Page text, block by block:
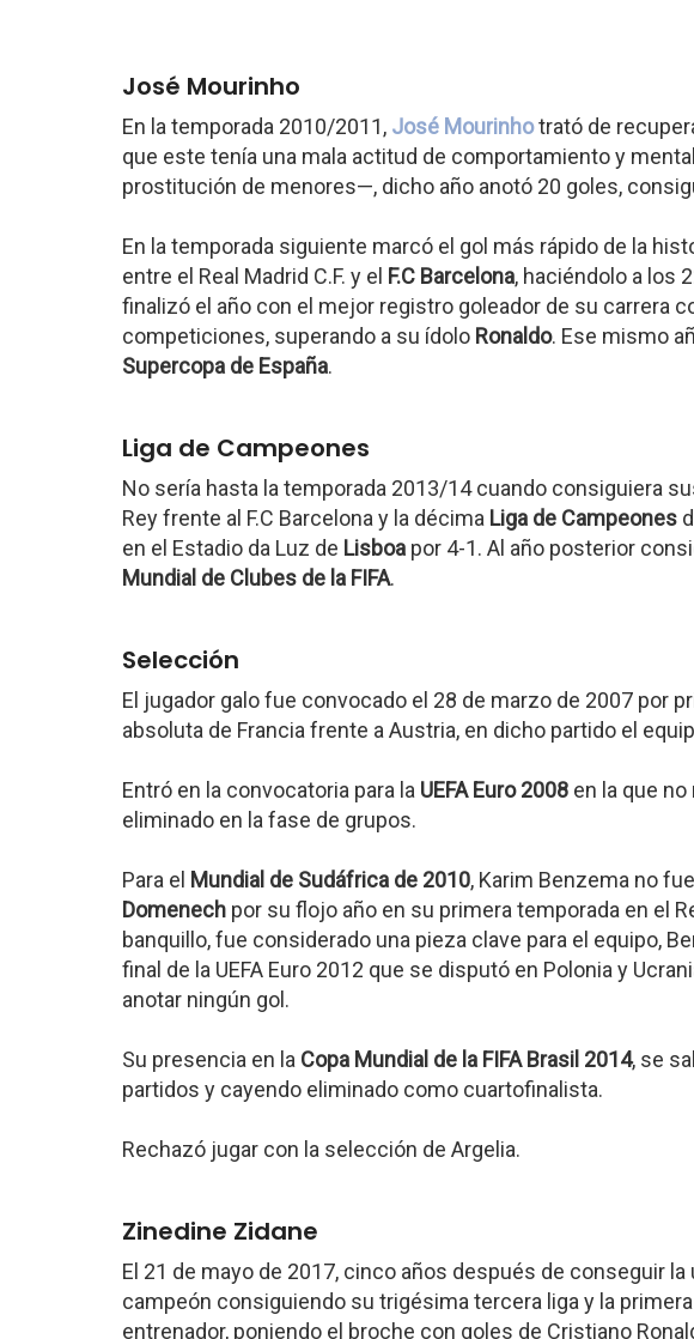
José Mourinho
En la temporada 2010/2011, José Mourinhotrató de
que este tenía una mala actitud de comportamiento y
prostitución de menores—, dicho año anotó 20 goles,
En la temporada siguiente marcó el gol más rápido de la
entre el Real Madrid C.F. y el F.C Barcelona, haciéndolo a los
finalizó el año con el mejor registro goleador de su carrera
competiciones, superando a su ídolo Ronaldo. Ese mismo
Supercopa de España.
Liga de Campeones
No sería hasta la temporada 2013/14 cuando consiguiera
Rey frente al F.C Barcelona y la décima Liga de Campeones
en el Estadio da Luz de Lisboa por 4-1. Al año posterior
Mundial de Clubes de la FIFA.
Selección
El jugador galo fue convocado el 28 de marzo de 2007 por
absoluta de Francia frente a Austria, en dicho partido el
Entró en la convocatoria para la UEFA Euro 2008 en la que
eliminado en la fase de grupos.
Para el Mundial de Sudáfrica de 2010, Karim Benzema no
Domenech por su flojo año en su primera temporada en el
banquillo, fue considerado una pieza clave para el equipo,
final de la UEFA Euro 2012 que se disputó en Polonia y
anotar ningún gol.
Su presencia en la Copa Mundial de la FIFA Brasil 2014, se
partidos y cayendo eliminado como cuartofinalista.
Rechazó jugar con la selección de Argelia.
Zinedine Zidane
El 21 de mayo de 2017, cinco años después de conseguir
campeón consiguiendo su trigésima tercera liga y la
entrenador, poniendo el broche con goles de Cristiano